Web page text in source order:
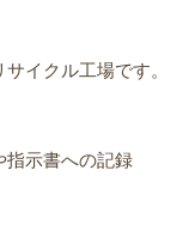
イクル工場です。
指示書への記録